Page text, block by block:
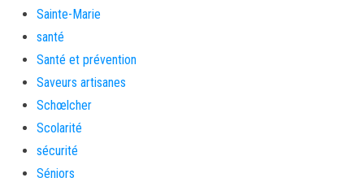
Sainte-Marie
santé
Santé et prévention
Saveurs artisanes
Schœlcher
Scolarité
sécurité
Séniors